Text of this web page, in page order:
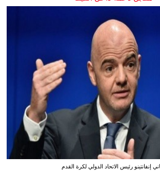
إنفانتينو رئيس الاتحاد الدولي لكرة القدم